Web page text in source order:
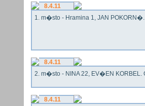
8.4.11
1. m�sto - Hramina 1, JAN
8.4.11
2. m�sto - NINA 22, EV�EN KORBEL.
8.4.11